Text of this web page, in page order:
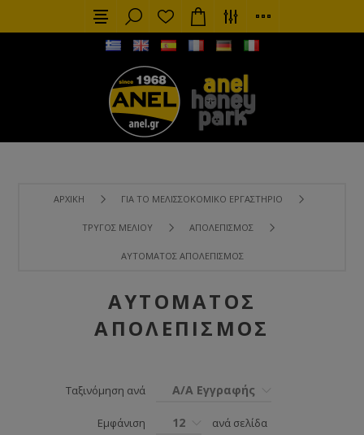
ΑΡΧΙΚΉ ΓΙΑ ΤΟ ΜΕΛΙΣΣΟΚΟΜΙΚΌ ΕΡΓΑΣΤΉΡΙΟ
ΤΡΎΓΟΣ ΜΕΛΙΟΎ ΑΠΟΛΕΠΙΣΜΌΣ
ΑΥΤΌΜΑΤΟΣ ΑΠΟΛΕΠΙΣΜΌΣ
ΑΥΤΌΜΑΤΟΣ
ΑΠΟΛΕΠΙΣΜΌΣ
Ταξινόμηση ανά Α/Α Εγγραφής
Εμφάνιση 12 ανά σελίδα